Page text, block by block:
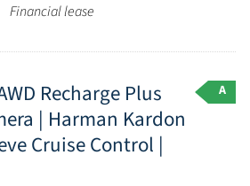
Financial lease
Recharge Plus
| Harman Kardon
Cruise Control |
A